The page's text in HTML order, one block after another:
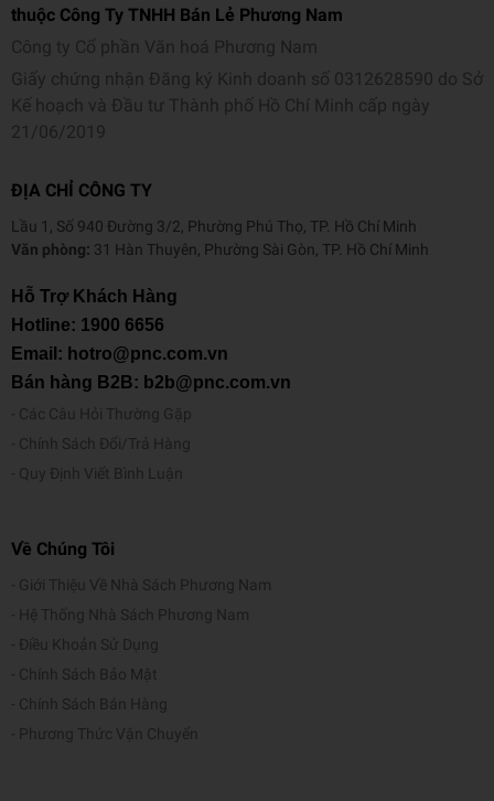
thuộc Công Ty TNHH Bán Lẻ Phương Nam
Công ty Cổ phần Văn hoá Phương Nam
Giấy chứng nhận Đăng ký Kinh doanh số 0312628590 do Sở
Kế hoạch và Đầu tư Thành phố Hồ Chí Minh cấp ngày
21/06/2019
ĐỊA CHỈ CÔNG TY
Lầu 1, Số 940 Đường 3/2, Phường Phú Thọ, TP. Hồ Chí Minh
Văn phòng: 31 Hàn Thuyên, Phường Sài Gòn, TP. Hồ Chí Minh
Hỗ Trợ Khách Hàng
Hotline: 1900 6656
Email: hotro@pnc.com.vn
Bán hàng B2B: b2b@pnc.com.vn
Các Câu Hỏi Thường Gặp
Chính Sách Đổi/Trả Hàng
Quy Định Viết Bình Luận
Về Chúng Tôi
Giới Thiệu Về Nhà Sách Phương Nam
Hệ Thống Nhà Sách Phương Nam
Điều Khoản Sử Dụng
Chính Sách Bảo Mật
Chính Sách Bán Hàng
Phương Thức Vận Chuyển